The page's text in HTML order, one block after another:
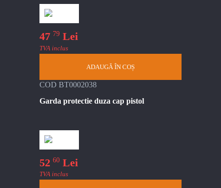
47 79 Lei
TVA inclus
ADAUGĂ ÎN COȘ
COD BT0002038
Garda protectie duza cap pistol
52 60 Lei
TVA inclus